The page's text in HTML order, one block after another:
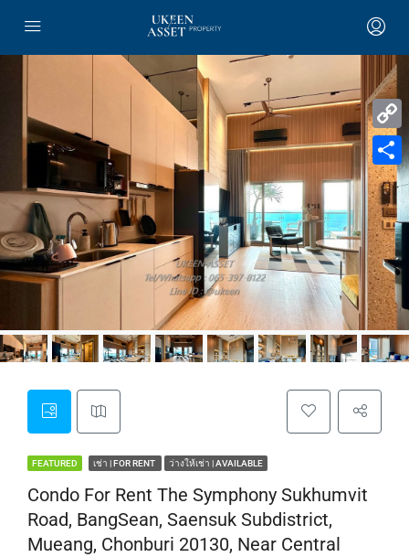
FEATURED เช่า | FOR RENT ว่างให้เช่า | AVAILABLE
Condo For Rent The Symphony Sukhumvit
Road, BangSean, Saensuk Subdistrict,
Mueang, Chonburi 20130, Near Central
Copy
Link
Share